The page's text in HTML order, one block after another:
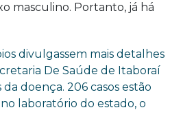
masculino. Portanto, já há
divulgassem mais detalhes
De Saúde de Itaboraí
doença. 206 casos estão
laboratório do estado, o